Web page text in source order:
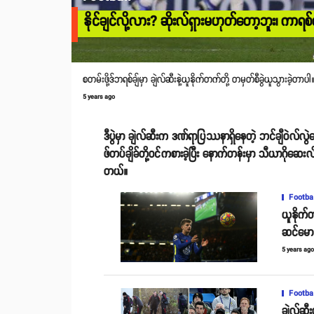
နိုင်ချင်လို့လား? ဆိုးလ်ရှားမဟုတ်တော့ဘူး၊ ကာ
စတမ်းဖို့ဒ်ဘရစ်ချ်မှာ ချဲလ်ဆီးနဲ့ယူနိုက်တက်တို့ တမှတ်စီခွဲယူသွားခဲ့တာပါ။
5 years ago
ဒီပွဲမှာ ချဲလ်ဆီးက ဒဏ်ရာပြဿနာရှိနေတဲ့ ဘင်ချီဝဲလ်လွဲ
ဖ်တပ်ချိခ်တို့ဝင်ကစားခဲ့ပြီး နောက်တန်းမှာ သီယာဂိုဆေး
တယ်။
ယူနိုက်တ
ဆင်မေ
5 years ago